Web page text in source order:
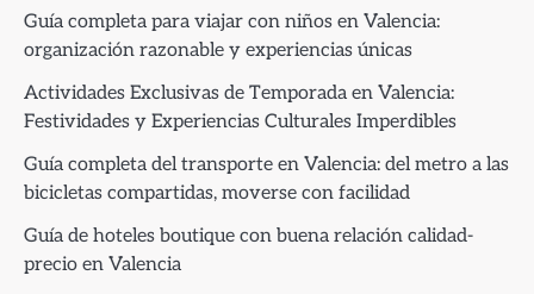
Guía completa para viajar con niños en Valencia:
organización razonable y experiencias únicas
Actividades Exclusivas de Temporada en Valencia:
Festividades y Experiencias Culturales Imperdibles
Guía completa del transporte en Valencia: del metro a las
bicicletas compartidas, moverse con facilidad
Guía de hoteles boutique con buena relación calidad-
precio en Valencia